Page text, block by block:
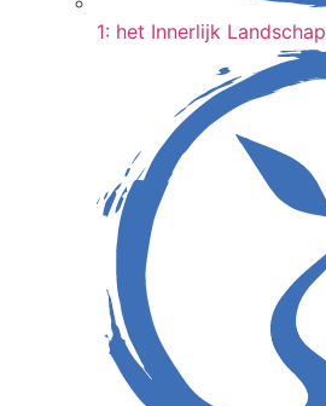
1: het Innerlijk Landschap